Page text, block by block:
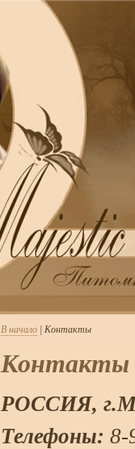
В начало | Контакты
Контакты
РОССИЯ, г.
Телефоны: 8-